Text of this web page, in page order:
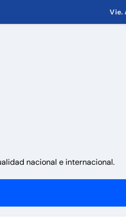
afectados por los terremotos
de 420.000 barriles
Vie.
nacional e internacional.